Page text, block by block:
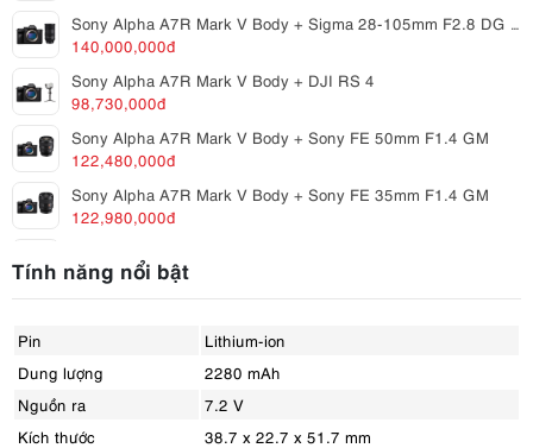
Sony Alpha A7R Mark V Body + Sigma 28-105mm F2.8 DG DN Art for Sony E
140,000,000đ
Sony Alpha A7R Mark V Body + DJI RS 4
98,730,000đ
Sony Alpha A7R Mark V Body + Sony FE 50mm F1.4 GM
122,480,000đ
Sony Alpha A7R Mark V Body + Sony FE 35mm F1.4 GM
122,980,000đ
104,980,000đ
Sony Alpha A7CR Body + Sony FE 24-70mm F2.8 GM II
116,980,000đ
Tính năng nổi bật
Pin
Lithium-ion
Dung lượng
2280 mAh
Nguồn ra
7.2 V
Kích thước
38.7 x 22.7 x 51.7 mm